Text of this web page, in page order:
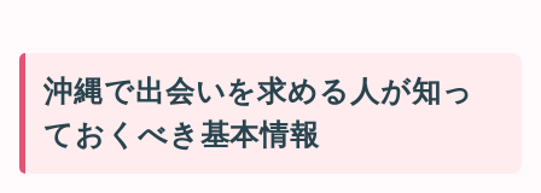
沖縄で出会いを求める人が知っ
ておくべき基本情報